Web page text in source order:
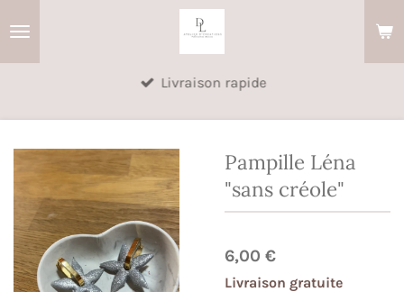
Livraison rapide
Pampille Léna
"sans créole"
6,00 €
Livraison gratuite